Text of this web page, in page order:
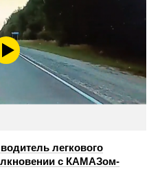
легкового
с КАМАЗом-